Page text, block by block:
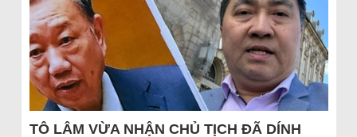
TÔ LÂM VỪA NHẬN CHỦ TỊCH ĐÃ DÍNH